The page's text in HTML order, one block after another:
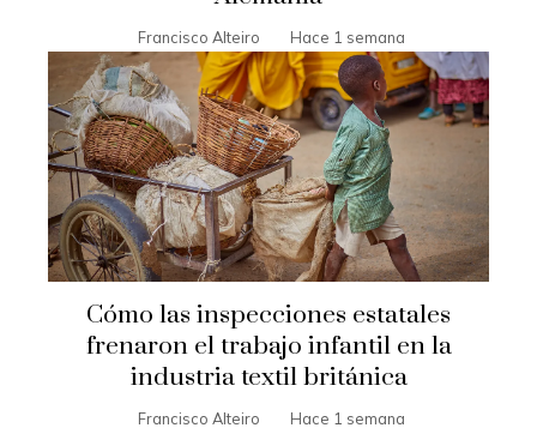
Francisco Alteiro Hace 1 semana
Cómo las inspecciones estatales
frenaron el trabajo infantil en la
industria textil británica
Francisco Alteiro Hace 1 semana